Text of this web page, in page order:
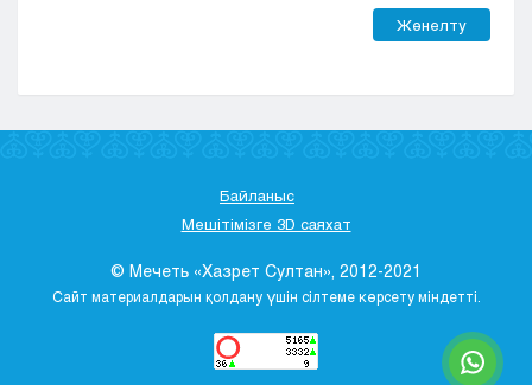
Жөнелту
Байланыс
Мешітімізге 3D саяхат
© Мечеть «Хазрет Султан», 2012-2021
Сайт материалдарын қолдану үшін сілтеме көрсету міндетті.